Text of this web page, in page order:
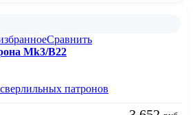
Сравнить
Mk3/B22
патронов